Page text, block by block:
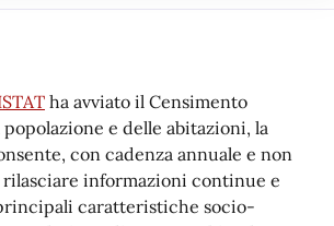
ha avviato il Censimento
e delle abitazioni, la
con cadenza annuale e non
informazioni continue e
caratteristiche socio-